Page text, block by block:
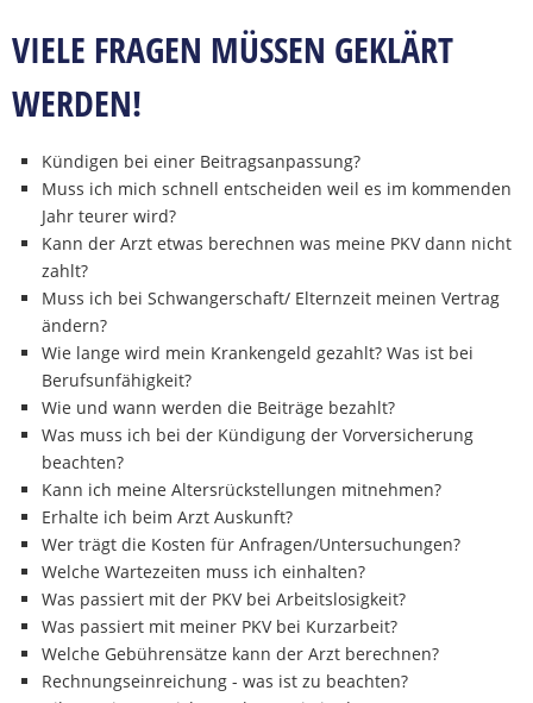
VIELE FRAGEN MÜSSEN GEKLÄRT
WERDEN!
Kündigen bei einer Beitragsanpassung?
Muss ich mich schnell entscheiden weil es im kommenden
Jahr teurer wird?
Kann der Arzt etwas berechnen was meine PKV dann nicht
zahlt?
Muss ich bei Schwangerschaft/ Elternzeit meinen Vertrag
ändern?
Wie lange wird mein Krankengeld gezahlt? Was ist bei
Berufsunfähigkeit?
Wie und wann werden die Beiträge bezahlt?
Was muss ich bei der Kündigung der Vorversicherung
beachten?
Kann ich meine Altersrückstellungen mitnehmen?
Erhalte ich beim Arzt Auskunft?
Wer trägt die Kosten für Anfragen/Untersuchungen?
Welche Wartezeiten muss ich einhalten?
Was passiert mit der PKV bei Arbeitslosigkeit?
Was passiert mit meiner PKV bei Kurzarbeit?
Welche Gebührensätze kann der Arzt berechnen?
Rechnungseinreichung - was ist zu beachten?